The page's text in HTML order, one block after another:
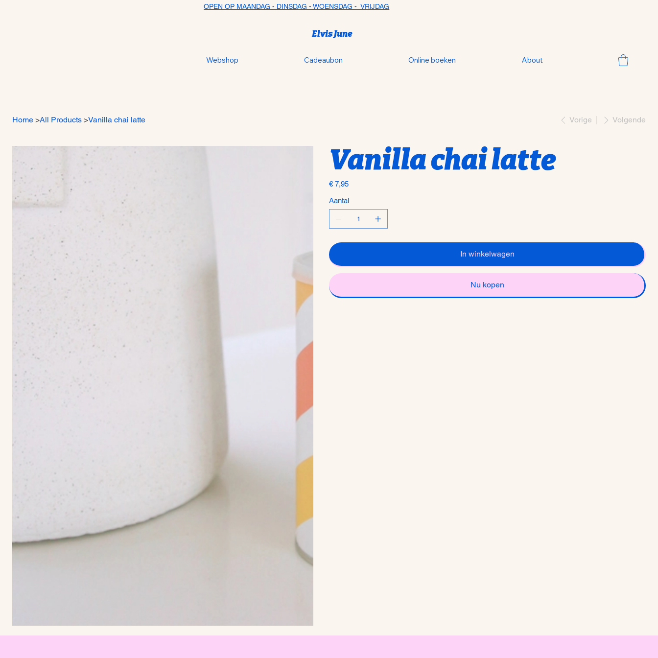
OPEN OP MAANDAG - DINSDAG - WOENSDAG - VRIJDAG
Elvis June
Webshop Cadeaubon Online boeken About
Home >All Products >Vanilla chai latte Vorige Volgende
Vanilla chai latte
Prijs
€ 7,95
Aantal
In winkelwagen
Nu kopen